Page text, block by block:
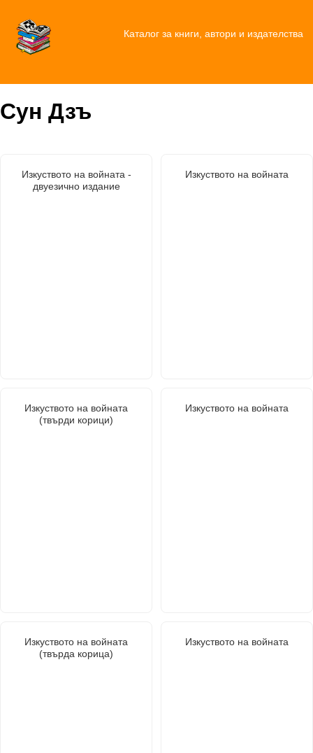
Каталог за книги, автори и издателства
Сун Дзъ
Изкуството на войната -
двуезично издание
Изкуството на войната
Изкуството на войната
(твърди корици)
Изкуството на войната
Изкуството на войната
(твърда корица)
Изкуството на войната